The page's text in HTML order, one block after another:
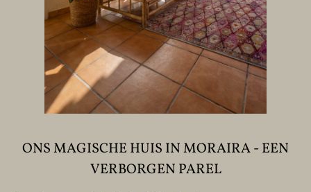
ONS MAGISCHE HUIS IN MORAIRA - EEN
VERBORGEN PAREL